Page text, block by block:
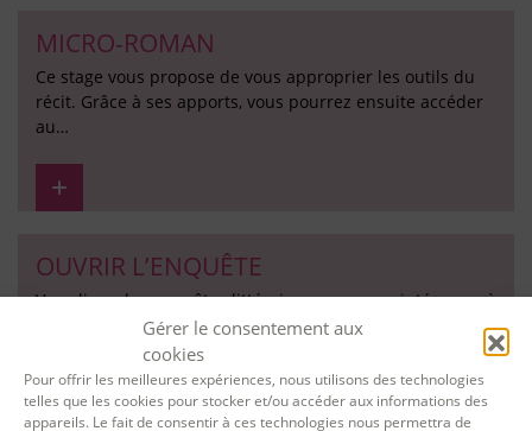
Gérer le consentement aux
cookies
Pour offrir les meilleures expériences, nous utilisons des technologies
telles que les cookies pour stocker et/ou accéder aux informations des
appareils. Le fait de consentir à ces technologies nous permettra de
MICRO-ROMAN
Ce stage vous propose de vous approprier les outils du
récit. Grâce à ses apports, vous pourrez ensuite accéder
au…
OUVRIR L’ENQUÊTE
Vous lisez des enquêtes littéraires, vous vous intéressez à
la littérature du réel, vous aimez apprendre des faits,
découvrir un…